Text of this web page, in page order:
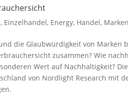
, Einzelhandel, Energy, Handel,
die Glaubwürdigkeit von Marken
zusammen? Wie
Wert auf Nachhaltigkeit?
von Nordlight Research mit